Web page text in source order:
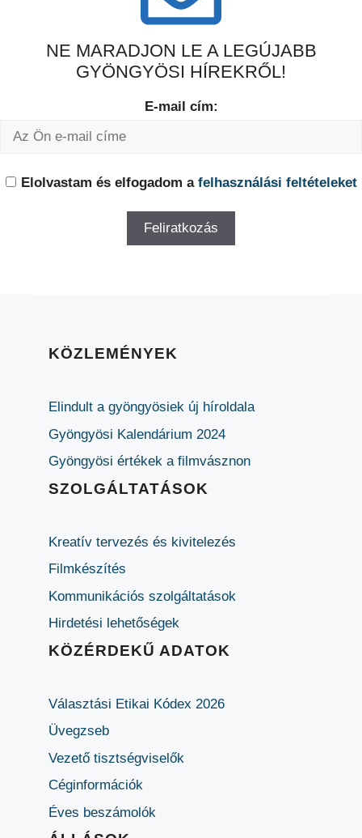
NE MARADJON LE A LEGÚJABB
GYÖNGYÖSI HÍREKRŐL!
E-mail cím:
Elolvastam és elfogadom a felhasználási feltételeket
KÖZLEMÉNYEK
Elindult a gyöngyösiek új híroldala
Gyöngyösi Kalendárium 2024
Gyöngyösi értékek a filmvásznon
SZOLGÁLTATÁSOK
Kreatív tervezés és kivitelezés
Filmkészítés
Kommunikációs szolgáltatások
Hirdetési lehetőségek
KÖZÉRDEKŰ ADATOK
Választási Etikai Kódex 2026
Üvegzseb
Vezető tisztségviselők
Céginformációk
Éves beszámolók